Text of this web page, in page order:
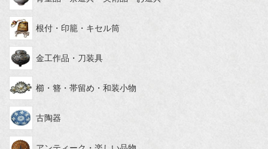
根付・印籠・キセル筒
金工作品・刀装具
櫛・簪・帯留め・和装小物
古陶器